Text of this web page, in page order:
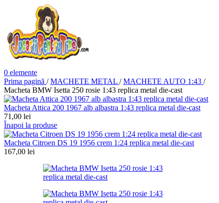
0 elemente
Prima pagină / MACHETE METAL / MACHETE AUTO 1:43 /
Macheta BMW Isetta 250 rosie 1:43 replica metal die-cast
Macheta Attica 200 1967 alb albastra 1:43 replica metal die-cast
71,00 lei
Înapoi la produse
Macheta Citroen DS 19 1956 crem 1:24 replica metal die-cast
167,00 lei